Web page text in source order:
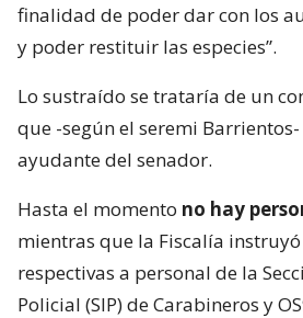
finalidad de poder dar con los
y poder restituir las especies”.
Lo sustraído se trataría de un
que -según el seremi
ayudante del senador.
Hasta el momento no hay
mientras que la Fiscalía
respectivas a personal de la
Policial (SIP) de Carabineros y